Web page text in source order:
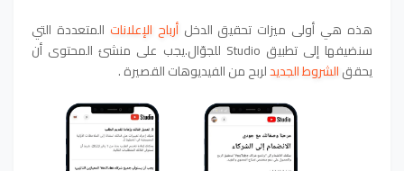
هذه هي أولى ميزات تحقيق الدخلأرباح الإعلانات المتعددة التي
سنضيفها إلى تطبيق Studio للجوّال.يجب على منشئ المحتوى أن
يحققالشروط الجديدلربح من الفيديوهات القصيرة .